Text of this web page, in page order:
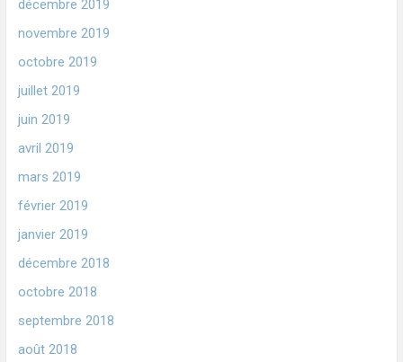
décembre 2019
novembre 2019
octobre 2019
juillet 2019
juin 2019
avril 2019
mars 2019
février 2019
janvier 2019
décembre 2018
octobre 2018
septembre 2018
août 2018